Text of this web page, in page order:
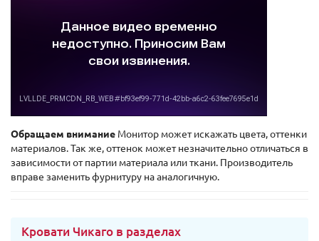
Обращаем внимание Монитор может искажать цвета, оттенки
материалов. Так же, оттенок может незначительно отличаться в
зависимости от партии материала или ткани. Производитель
вправе заменить фурнитуру на аналогичную.
Кровати Чикаго в разделах